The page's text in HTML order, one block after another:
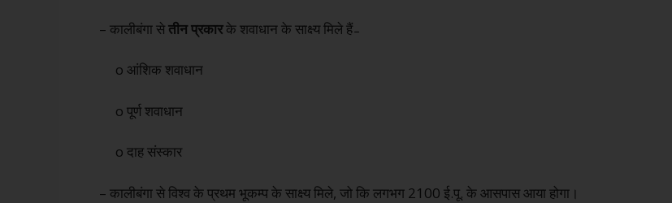
– कालीबंगा सेतीन प्रकारके शवाधान के साक्ष्य मिले हैं ̵
o आंशिक शवाधान
o पूर्ण शवाधान
o दाह संस्कार
– कालीबंगा से विश्व के प्रथम भूकम्प के साक्ष्य मिले, जो कि लगभग 2100 ई.पू. के आसपास आया होगा।